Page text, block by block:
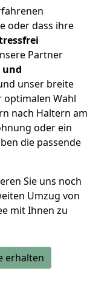
oder dass ihre
Partner
und
unser breite
optimalen Wahl
nach Haltern am
oder ein
die passende
Sie uns noch
Umzug von
mit Ihnen zu
erhalten